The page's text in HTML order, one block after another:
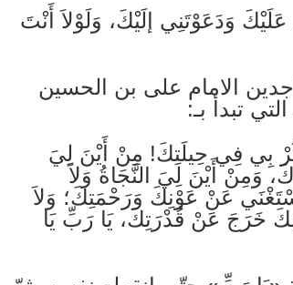
وَدَعَوْتَنِي‌ إلَيْكَ، وَلَوْلاَ أَنْتَ
الامام‌ علی بن‌ الحسين‌
تبدأ بـ:
بِي‌ فِي‌ حِيلَتِكَ! مِنْ أَيْنَ لِي‌َ
وَمِنْ أَيْنَ لِي‌َ النَّجَاةُ وَلاَ
عَنْ عَوْنِكَ وَرَحْمَتِكَ؛ وَلاَ
خَرَجَ عَنْ قُدْرَتِكَ، يَا رَبِّ يَا